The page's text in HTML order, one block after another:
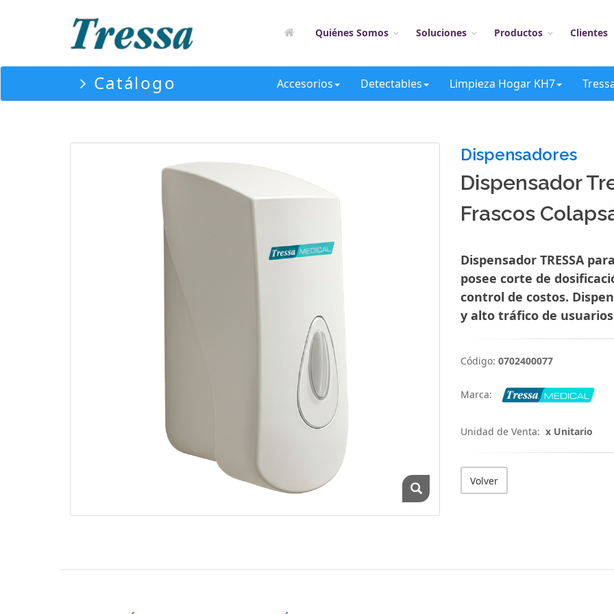
Quiénes Somos Soluciones Productos Clientes
Catálogo Accesorios Detectables Limpieza Hogar KH7
Dispensadores
Dispensador
Frascos
Dispensador TRESSA
posee corte de
control de costos.
y alto tráfico de
Código: 0702400077
Marca:
Unidad de Venta: x Unitario
Volver